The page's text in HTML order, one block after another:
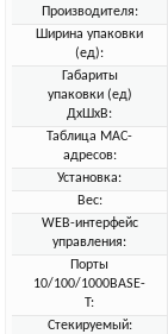
Производителя:
Ширина упаковки
(ед):
Габариты
упаковки (ед)
ДхШхВ:
Таблица MAC-
адресов:
Установка:
Вес:
WEB-интерфейс
управления:
Порты
10/100/1000BASE-
T:
Стекируемый: